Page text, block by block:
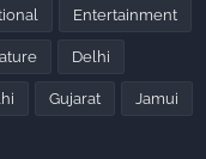
Entertainment
Delhi
Gujarat Jamui